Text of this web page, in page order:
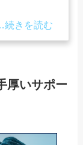
厚いサポー